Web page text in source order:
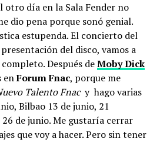
otro día en la Sala Fender no
dio pena porque sonó genial.
estupenda. El concierto del
del disco, vamos a
Después deMoby Dick
enForum Fnac, porque me
Talento Fnacy hago varias
Bilbao 13 de junio, 21
de junio. Me gustaría cerrar
que voy a hacer. Pero sin tener